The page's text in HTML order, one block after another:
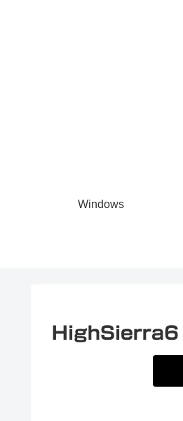
Windows
HighSierra6